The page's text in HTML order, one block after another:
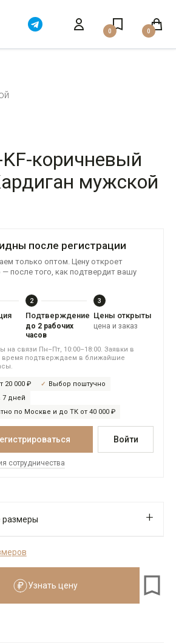
0 0
коричневый
мужской
после регистрации
только оптом. Цену откроет
после того, как подтвердит вашу
2
Подтверждение
до 2 рабочих
часов
3
Цены открыты
цена и заказ
связи Пн–Пт, 10:00–18:00. Заявки в
время подтверждаем в ближайшие
20 000 ₽
Выбор поштучно
7 дней
по Москве и до ТК от 40 000 ₽
Войти
сотрудничества
размеры
Узнать цену